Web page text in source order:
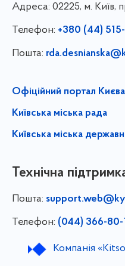
Адреса: 02225, м. Київ,
Телефон: +380 (44)
Пошта:
Офіційний портал Києва
Київська міська рада
Київська міська
Технічна
Пошта:
Телефон: (044) 366-80-
Компанія